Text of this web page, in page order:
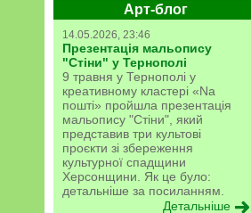
Арт-блог
14.05.2026, 23:46
Презентація мальопису
"Стіни" у Тернополі
9 травня у Тернополі у
креативному кластері «Na
пошті» пройшла презентація
мальопису "Стіни", який
представив три культові
проєкти зі збереження
культурної спадщини
Херсонщини. Як це було:
детальніше за посиланням.
Детальніше